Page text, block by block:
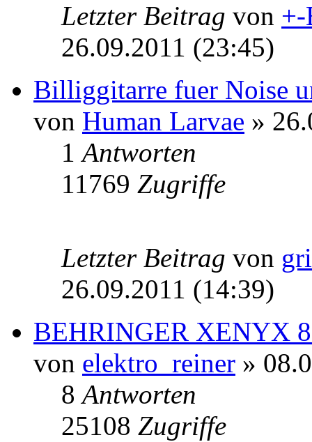
Letzter Beitrag von
26.09.2011 (23:45)
Billiggitarre fuer Noise
von Human Larvae »
1Antworten
11769 Zugriffe
Letzter Beitrag von
26.09.2011 (14:39)
BEHRINGER XENYX
von elektro_reiner »
8Antworten
25108 Zugriffe